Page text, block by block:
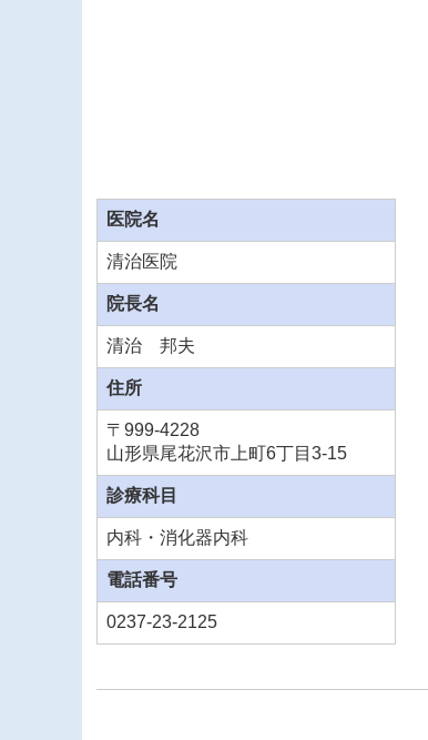
医院名
清治医院
院長名
清治 邦夫
住所
〒999-4228
山形県尾花沢市上町6丁目3-15
診療科目
内科・消化器内科
電話番号
0237-23-2125